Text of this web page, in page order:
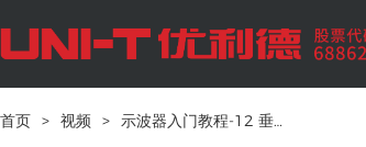
首页 > 视频 > 示波器入门教程-12 垂直调节